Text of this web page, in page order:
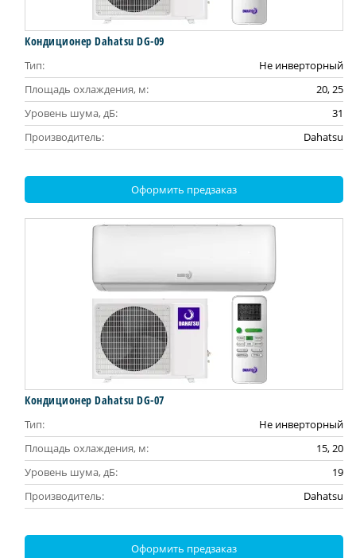
Кондиционер Dahatsu DG-09
Тип:
Не инверторный
Площадь охлаждения, м:
20, 25
Уровень шума, дБ:
31
Производитель:
Dahatsu
Оформить предзаказ
Кондиционер Dahatsu DG-07
Тип:
Не инверторный
Площадь охлаждения, м:
15, 20
Уровень шума, дБ:
19
Производитель:
Dahatsu
Оформить предзаказ